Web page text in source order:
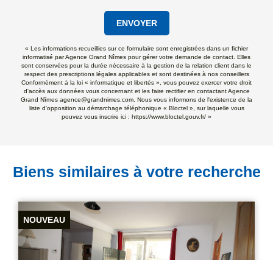
ENVOYER
« Les informations recueillies sur ce formulaire sont enregistrées dans un fichier
informatisé par Agence Grand Nîmes pour gérer votre demande de contact. Elles
sont conservées pour la durée nécessaire à la gestion de la relation client dans le
respect des prescriptions légales applicables et sont destinées à nos conseillers
Conformément à la loi « informatique et libertés », vous pouvez exercer votre droit
d'accès aux données vous concernant et les faire rectifier en contactant Agence
Grand Nîmes agence@grandnimes.com. Nous vous informons de l'existence de la
liste d'opposition au démarchage téléphonique « Bloctel », sur laquelle vous
pouvez vous inscrire ici : https://www.bloctel.gouv.fr/ »
Biens similaires à votre recherche
NOUVEAU